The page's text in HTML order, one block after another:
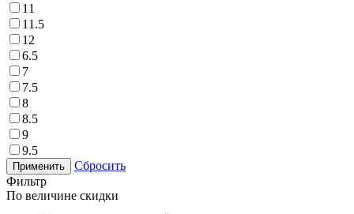
11
11.5
12
6.5
7
7.5
8
8.5
9
9.5
Применить
Сбросить
Фильтр
По величине скидки